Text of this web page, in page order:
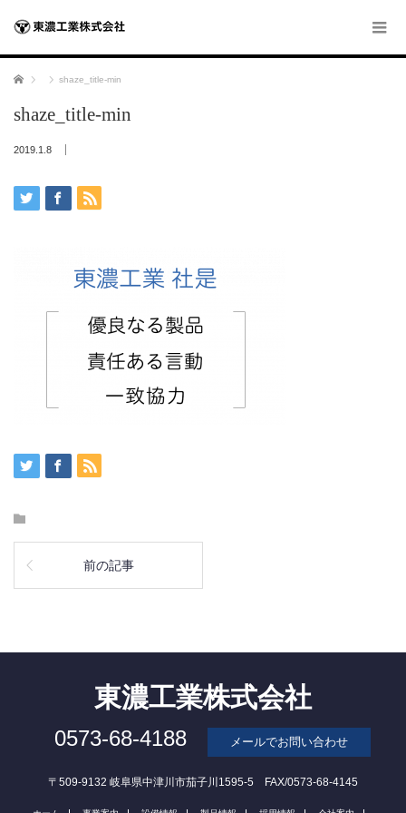
ホーム shaze_title-min
shaze_title-min
2019.1.8
前の記事
東濃工業株式会社
0573-68-4188 メールでお問い合わせ
〒509-9132 岐阜県中津川市茄子川1595-5 FAX/0573-68-4145